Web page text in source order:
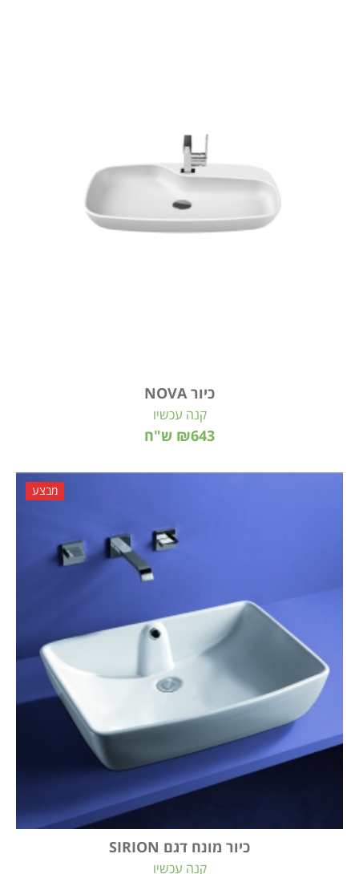
כיור NOVA
₪643 ש"ח
קנה עכשיו
מבצע
כיור מונח דגם SIRION
קנה עכשיו